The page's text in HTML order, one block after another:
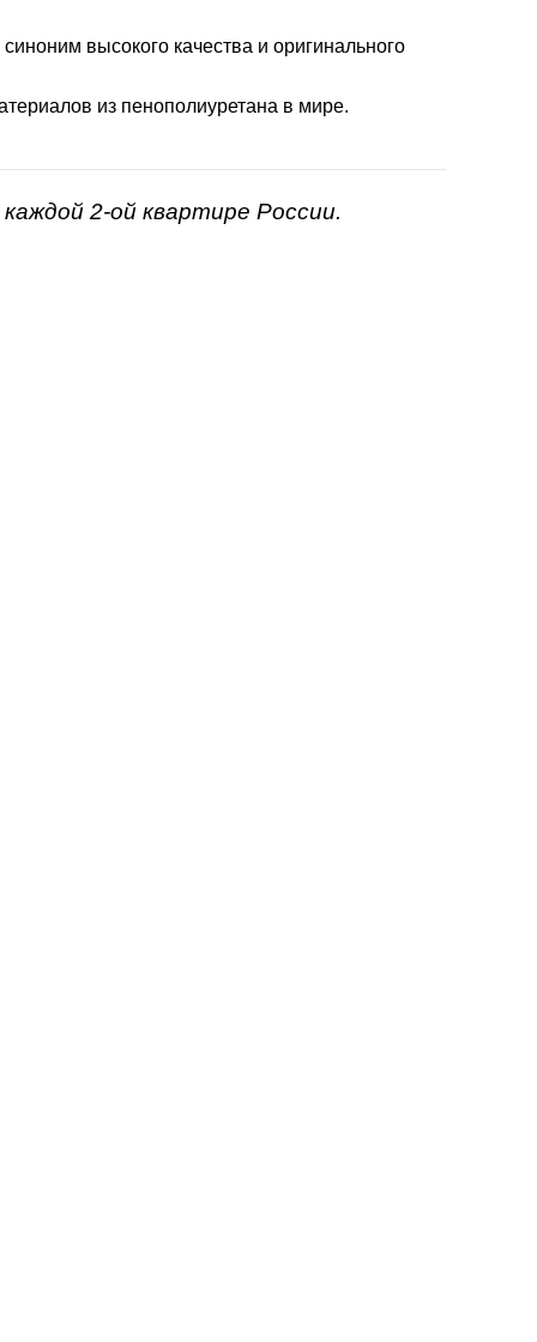
высокого качества и оригинального
из пенополиуретана в мире.
2-ой квартире России.